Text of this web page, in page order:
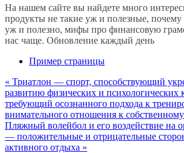
На нашем сайте вы найдете много
продукты не такие уж и полезные, почему
уж и полезно, мифы про финансовую
нас чаще. Обновление каждый день
Пример страницы
« Триатлон — спорт, способствующий
развитию физических и психологических
требующий осознанного подхода к
внимательного отношения к
Пляжный волейбол и его воздействие на
— положительные и отрицательные
активного отдыха »